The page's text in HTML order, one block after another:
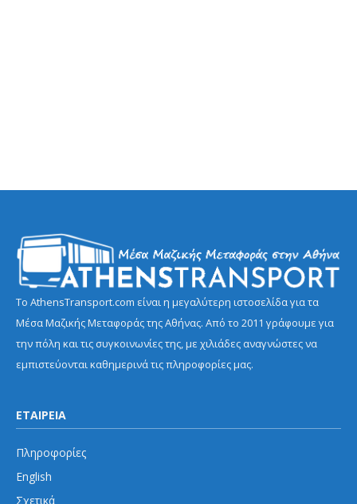
Το AthensTransport.com είναι η μεγαλύτερη ιστοσελίδα για τα
Μέσα Μαζικής Μεταφοράς της Αθήνας. Από το 2011 γράφουμε για
την πόλη και τις συγκοινωνίες της, με χιλιάδες αναγνώστες να
εμπιστεύονται καθημερινά τις πληροφορίες μας.
ΕΤΑΙΡΕΙΑ
Πληροφορίες
English
Σχετικά